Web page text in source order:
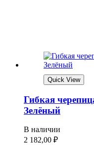
Quick View
Гибкая
Зелёный
В наличии
2 182,00 ₽